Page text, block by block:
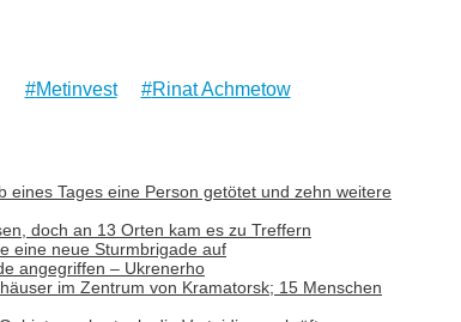
Metinvest Rinat Achmetow
eines Tages eine Person getötet und zehn weitere
doch an 13 Orten kam es zu Treffern
eine neue Sturmbrigade auf
angegriffen – Ukrenerho
im Zentrum von Kramatorsk; 15 Menschen